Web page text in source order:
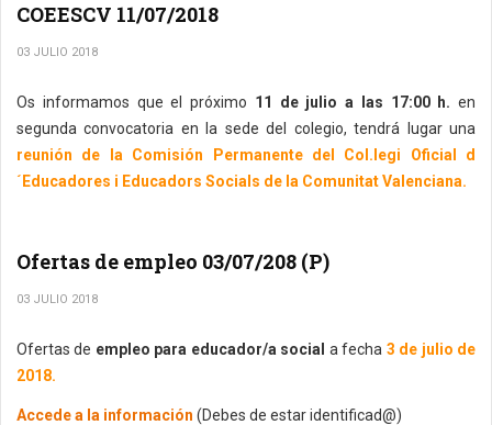
COEESCV 11/07/2018
03 JULIO 2018
Os informamos que el próximo 11 de julio a las 17:00 h. en
segunda convocatoria en la sede del colegio, tendrá lugar una
reunión de la Comisión Permanente del Col.legi Oficial d
´Educadores i Educadors Socials de la Comunitat Valenciana.
Ofertas de empleo 03/07/208 (P)
03 JULIO 2018
Ofertas de empleo para educador/a social a fecha 3 de julio de
2018.
Accede a la información (Debes de estar identificad@)